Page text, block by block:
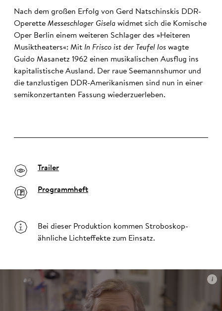
Nach dem großen Erfolg von Gerd Natschinskis DDR-
Operette Messeschlager Gisela widmet sich die Komische
Oper Berlin einem weiteren Schlager des »Heiteren
Musiktheaters«: Mit In Frisco ist der Teufel los wagte
Guido Masanetz 1962 einen musikalischen Ausflug ins
kapitalistische Ausland. Der raue Seemannshumor und
die tanzlustigen DDR-Amerikanismen sind nun in einer
semikonzertanten Fassung wiederzuerleben.
Trailer
Programmheft
Bei dieser Produktion kommen Stroboskop-
ähnliche Lichteffekte zum Einsatz.
ii